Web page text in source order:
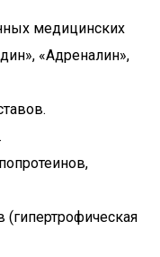
медицинских
«Адреналин»,